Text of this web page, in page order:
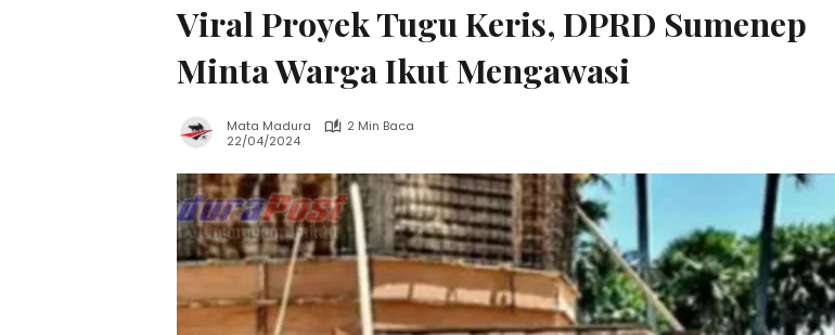
Viral Proyek Tugu Keris, DPRD Sumenep
Minta Warga Ikut Mengawasi
Mata Madura
2 Min Baca
22/04/2024